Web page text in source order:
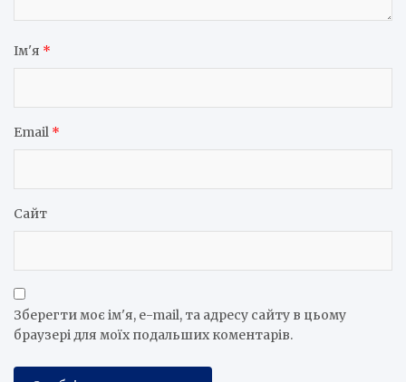
Ім'я *
Email *
Сайт
Зберегти моє ім'я, e-mail, та адресу сайту в цьому
браузері для моїх подальших коментарів.